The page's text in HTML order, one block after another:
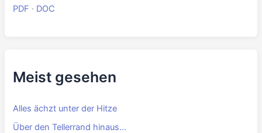
PDF · DOC
Meist gesehen
Alles ächzt unter der Hitze
Über den Tellerrand hinaus…